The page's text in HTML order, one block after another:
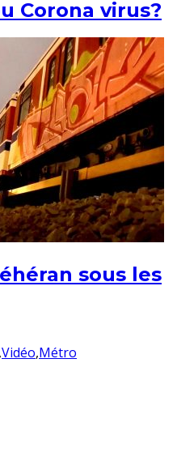
Corona virus?
sous les
,Vidéo,Métro